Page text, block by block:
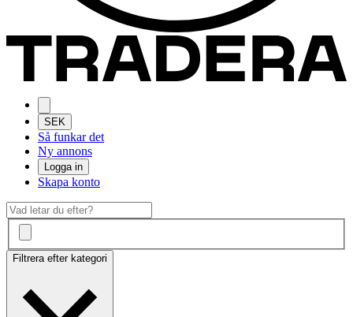
SEK
Så funkar det
Ny annons
Logga in
Skapa konto
Filtrera efter kategori